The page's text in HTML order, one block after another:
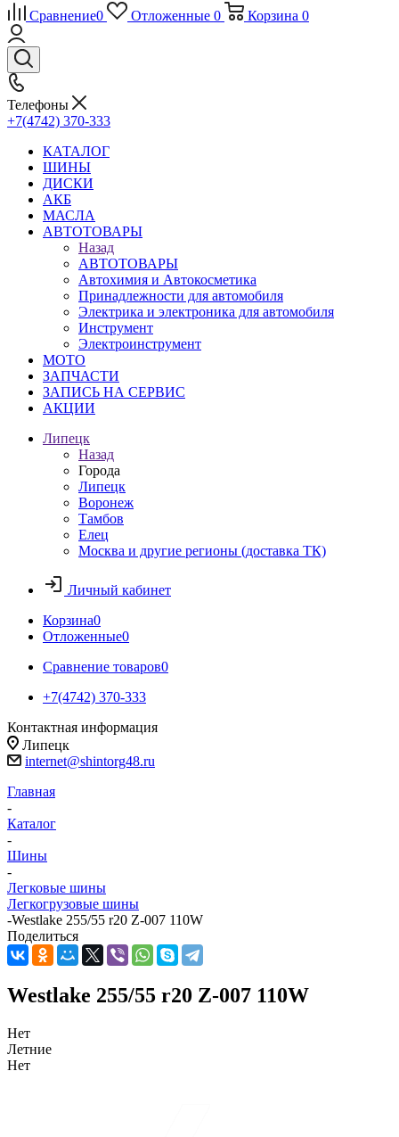
Сравнение0 Отложенные 0 Корзина 0
Телефоны
+7(4742) 370-333
КАТАЛОГ
ШИНЫ
ДИСКИ
АКБ
МАСЛА
АВТОТОВАРЫ
Назад
АВТОТОВАРЫ
Автохимия и Автокосметика
Принадлежности для автомобиля
Электрика и электроника для автомобиля
Инструмент
Электроинструмент
МОТО
ЗАПЧАСТИ
ЗАПИСЬ НА СЕРВИС
АКЦИИ
Липецк
Назад
Города
Липецк
Воронеж
Тамбов
Елец
Москва и другие регионы (доставка ТК)
Личный кабинет
Корзина0
Отложенные0
Сравнение товаров0
+7(4742) 370-333
Контактная информация
Липецк
internet@shintorg48.ru
Главная
-
Каталог
-
Шины
-
Легковые шины
Легкогрузовые шины
-Westlake 255/55 r20 Z-007 110W
Поделиться
Westlake 255/55 r20 Z-007 110W
Нет
Летние
Нет